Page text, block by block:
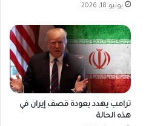
يونيو 18, 2026
ترامب يهدد بعودة قصف إيران في
هذه الحالة